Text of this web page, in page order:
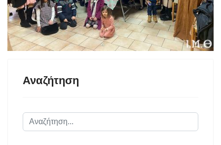
Αναζήτηση
Αναζήτηση...